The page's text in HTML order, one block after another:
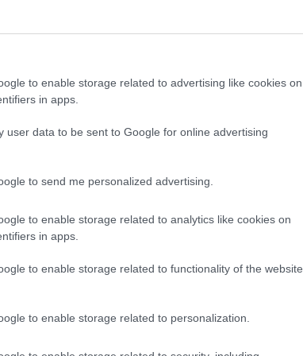
to enable storage related to advertising like cookies on
in apps.
user data to be sent to Google for online advertising
to send me personalized advertising.
to enable storage related to analytics like cookies on
in apps.
to enable storage related to functionality of the website
to enable storage related to personalization.
hagyományokhoz híven a pécsváradi várban
megrendezett vasárnapi ünnepségen a Jász-
Gyermekvédelmi Központ nyugdíjas
díj, szakember